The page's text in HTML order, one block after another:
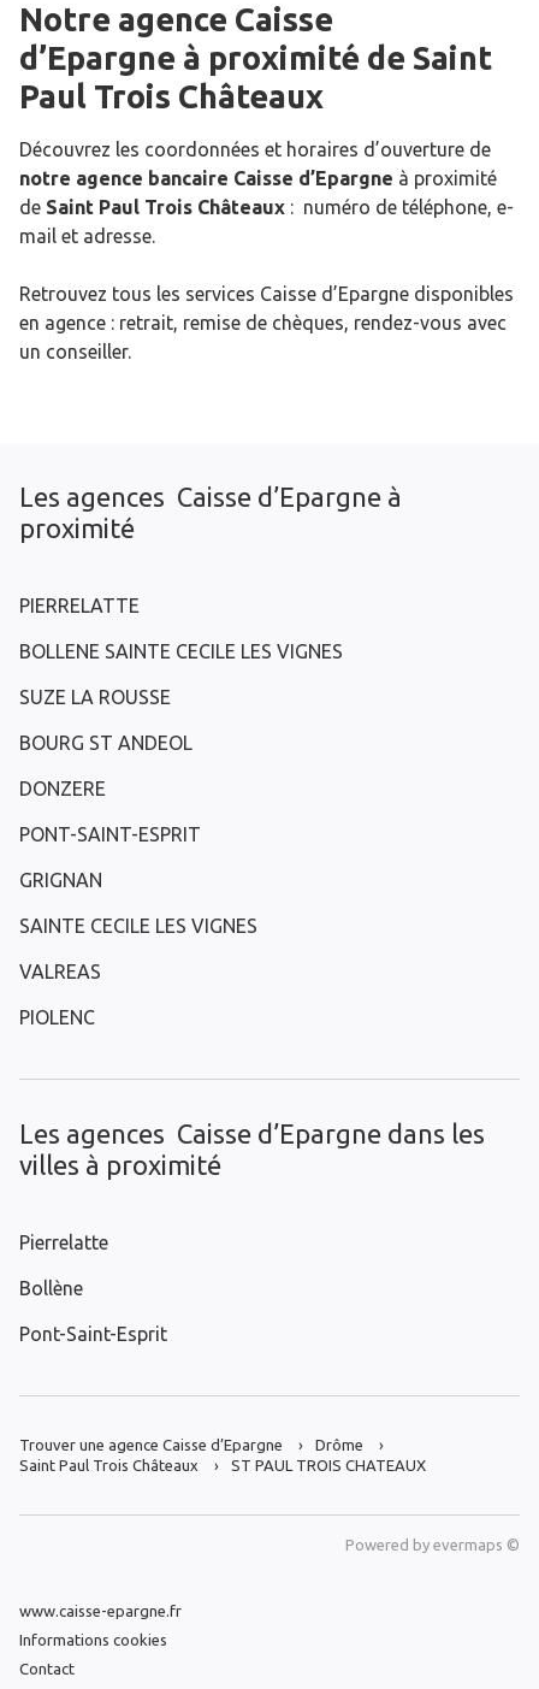
Notre agence Caisse
d’Epargne à proximité de Saint
Paul Trois Châteaux
Découvrez les coordonnées et horaires d’ouverture de
notre agence bancaire Caisse d’Epargne à proximité
de Saint Paul Trois Châteaux : numéro de téléphone, e-
mail et adresse.
Retrouvez tous les services Caisse d’Epargne disponibles
en agence : retrait, remise de chèques, rendez-vous avec
un conseiller.
Les agences Caisse d’Epargne à
proximité
PIERRELATTE
BOLLENE SAINTE CECILE LES VIGNES
SUZE LA ROUSSE
BOURG ST ANDEOL
DONZERE
PONT-SAINT-ESPRIT
GRIGNAN
SAINTE CECILE LES VIGNES
VALREAS
PIOLENC
Les agences Caisse d’Epargne dans les
villes à proximité
Pierrelatte
Bollène
Pont-Saint-Esprit
Trouver une agence Caisse d’Epargne
Drôme
Saint Paul Trois Châteaux
ST PAUL TROIS CHATEAUX
Powered by evermaps ©
www.caisse-epargne.fr
Informations cookies
Contact